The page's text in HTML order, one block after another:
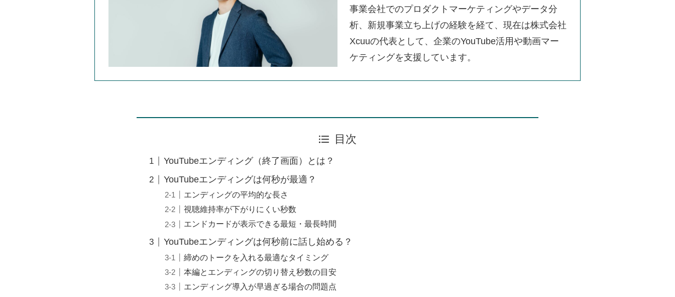
事業会社でのプロダクトマーケティングやデータ分
析、新規事業立ち上げの経験を経て、現在は株式会社
Xcuuの代表として、企業のYouTube活用や動画マー
ケティングを支援しています。
目次
YouTubeエンディング（終了画面）とは？
YouTubeエンディングは何秒が最適？
エンディングの平均的な長さ
視聴維持率が下がりにくい秒数
エンドカードが表示できる最短・最長時間
YouTubeエンディングは何秒前に話し始める？
締めのトークを入れる最適なタイミング
本編とエンディングの切り替え秒数の目安
エンディング導入が早過ぎる場合の問題点